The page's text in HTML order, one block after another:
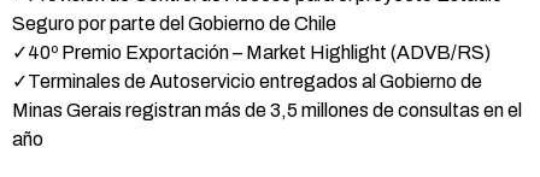
Seguro por parte del Gobierno de Chile
✓40º Premio Exportación – Market Highlight (ADVB/RS)
✓Terminales de Autoservicio entregados al Gobierno de
Minas Gerais registran más de 3,5 millones de consultas en el
año